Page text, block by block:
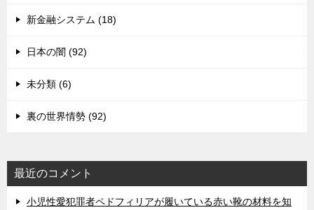
新金融システム (18)
日本の闇 (92)
未分類 (6)
裏の世界情勢 (92)
最近のコメント
小児性愛犯罪者ペドフィリアが履いている赤い靴の材料を知